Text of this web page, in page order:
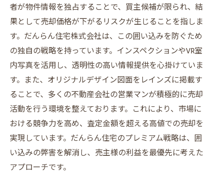
者が物件情報を独占することで、買主候補が限られ、結
果として売却価格が下がるリスクが生じることを指しま
す。だんらん住宅株式会社は、この囲い込みを防ぐため
の独自の戦略を持っています。インスペクションやVR室
内写真を活用し、透明性の高い情報提供を心掛けていま
す。また、オリジナルデザイン図面をレインズに掲載す
ることで、多くの不動産会社の営業マンが積極的に売却
活動を行う環境を整えております。これにより、市場に
おける競争力を高め、査定金額を超える高値での売却を
実現しています。だんらん住宅のプレミアム戦略は、囲
い込みの弊害を解消し、売主様の利益を最優先に考えた
アプローチです。